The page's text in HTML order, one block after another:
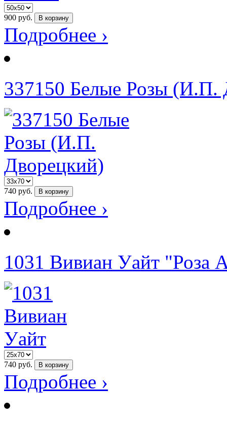
900 руб. В корзину
Подробнее ›
337150 Белые Розы (И.П.
740 руб. В корзину
Подробнее ›
1031 Вивиан Уайт "Роза
740 руб. В корзину
Подробнее ›